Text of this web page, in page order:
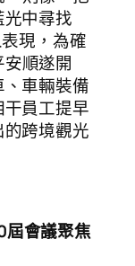
中尋找
現，為確
安順遂開
車輛裝備
員工提早
跨境觀光
屆會議聚焦